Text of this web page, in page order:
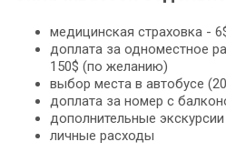
медицинская страховка -
доплата за одноместное
150$ (по желанию)
выбор места в автобусе
доплата за номер с
дополнительные
личные расходы